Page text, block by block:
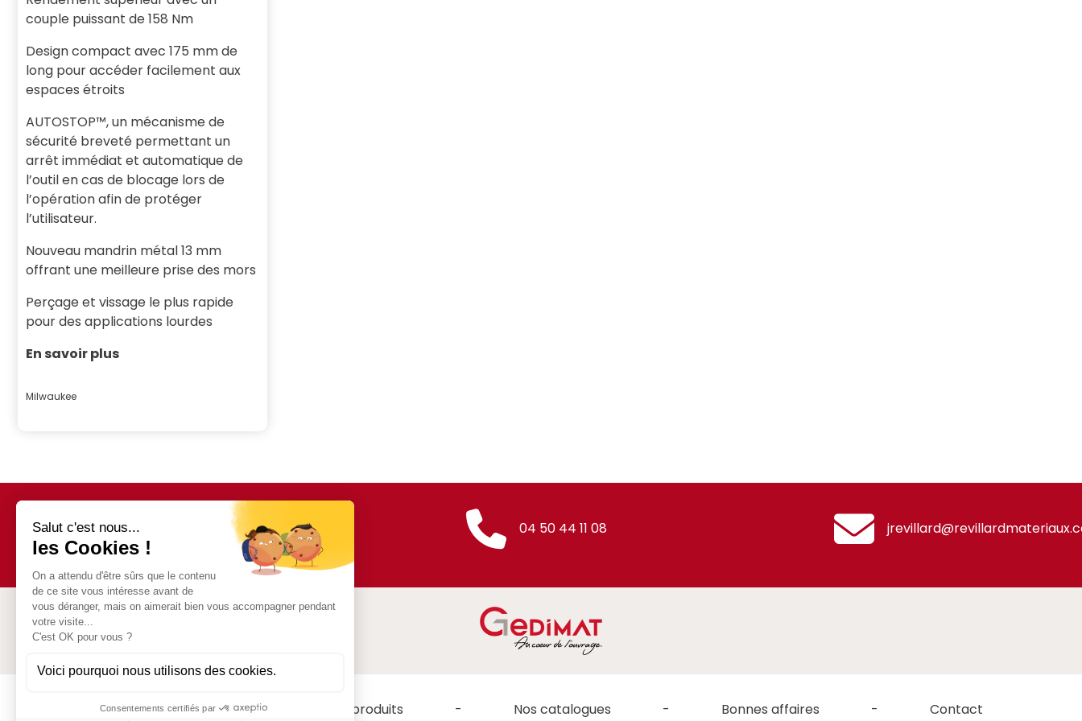
couple puissant de 158 Nm
Design compact avec 175 mm de
long pour accéder facilement aux
espaces étroits
AUTOSTOP™, un mécanisme de
sécurité breveté permettant un
arrêt immédiat et automatique de
l’outil en cas de blocage lors de
l’opération afin de protéger
l’utilisateur.
Nouveau mandrin métal 13 mm
offrant une meilleure prise des mors
Perçage et vissage le plus rapide
pour des applications lourdes
En savoir plus
Milwaukee
511 Route des Dronières
74350 Cruseilles
04 50 44 11 08
SAS Jean Revillard Nos produits Nos catalogues Bonnes affaires Contact